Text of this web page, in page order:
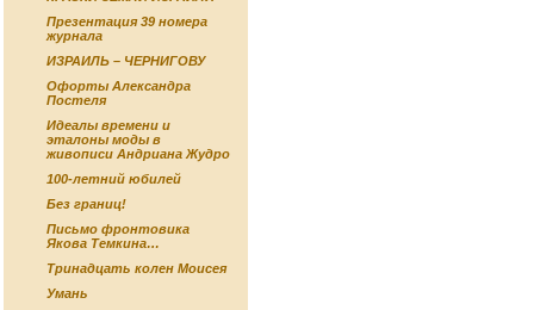
Презентация 39 номера
журнала
ИЗРАИЛЬ – ЧЕРНИГОВУ
Офорты Александра
Постеля
Идеалы времени и
эталоны моды в
живописи Андриана Жудро
100-летний юбилей
Без границ!
Письмо фронтовика
Якова Темкина…
Тринадцать колен Моисея
Умань